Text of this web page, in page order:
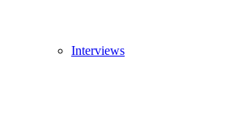
Interviews